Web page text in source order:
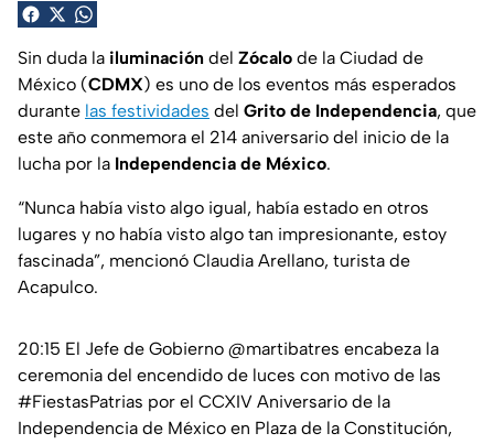
Sin duda la iluminación del Zócalo de la Ciudad de
México (CDMX) es uno de los eventos más esperados
durante las festividades del Grito de Independencia, que
este año conmemora el 214 aniversario del inicio de la
lucha por la Independencia de México.
“Nunca había visto algo igual, había estado en otros
lugares y no había visto algo tan impresionante, estoy
fascinada”, mencionó Claudia Arellano, turista de
Acapulco.
20:15 El Jefe de Gobierno @martibatres encabeza la
ceremonia del encendido de luces con motivo de las
#FiestasPatrias por el CCXIV Aniversario de la
Independencia de México en Plaza de la Constitución,